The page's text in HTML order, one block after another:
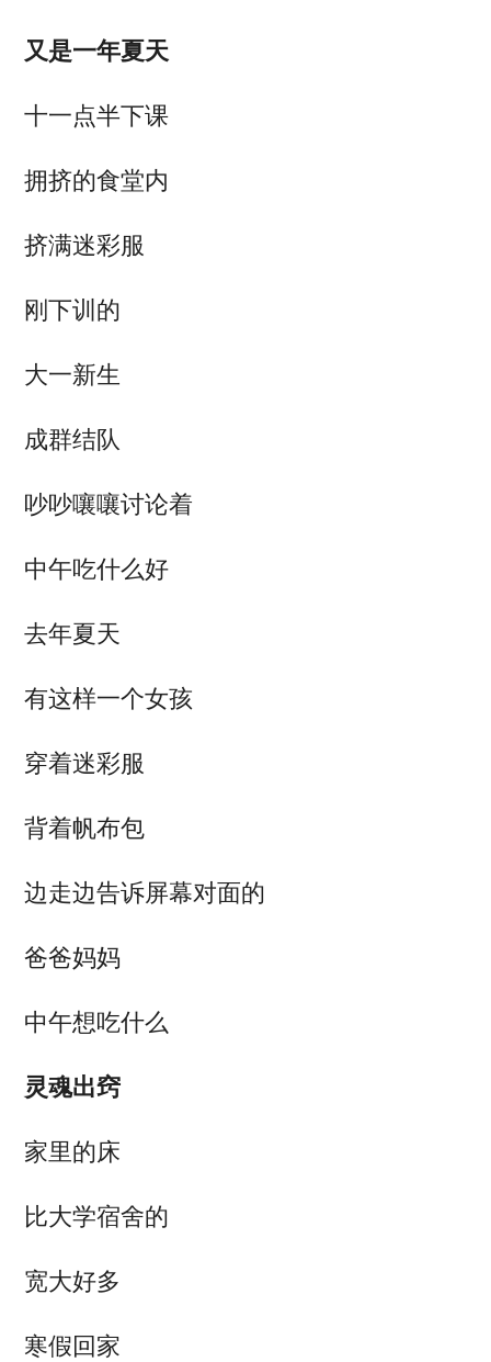
又是一年夏天
十一点半下课
拥挤的食堂内
挤满迷彩服
刚下训的
大一新生
成群结队
吵吵嚷嚷讨论着
中午吃什么好
去年夏天
有这样一个女孩
穿着迷彩服
背着帆布包
边走边告诉屏幕对面的
爸爸妈妈
中午想吃什么
灵魂出窍
家里的床
比大学宿舍的
宽大好多
寒假回家